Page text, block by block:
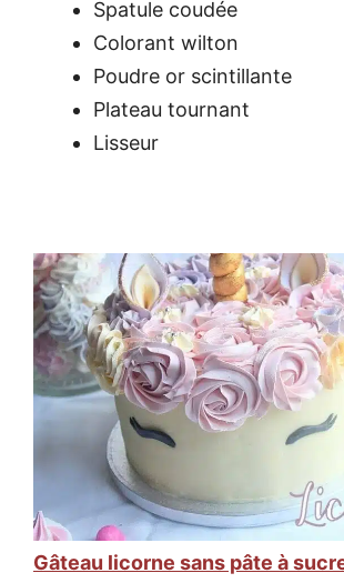
Spatule coudée
Colorant wilton
Poudre or scintillante
Plateau tournant
Lisseur
Gâteau licorne sans pâte à